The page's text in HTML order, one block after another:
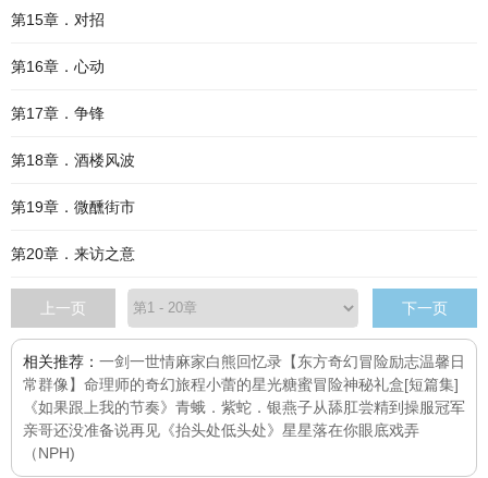
第15章．对招
第16章．心动
第17章．争锋
第18章．酒楼风波
第19章．微醺街市
第20章．来访之意
上一页 下一页
相关推荐： 一剑一世情麻家白熊回忆录【东方奇幻冒险励志温馨日
常群像】 命理师的奇幻旅程小蕾的星光糖蜜冒险神秘礼盒[短篇集]
《如果跟上我的节奏》 青蛾．紫蛇．银燕子从舔肛尝精到操服冠军
亲哥还没准备说再见 《抬头处低头处》 星星落在你眼底戏弄
（NPH)